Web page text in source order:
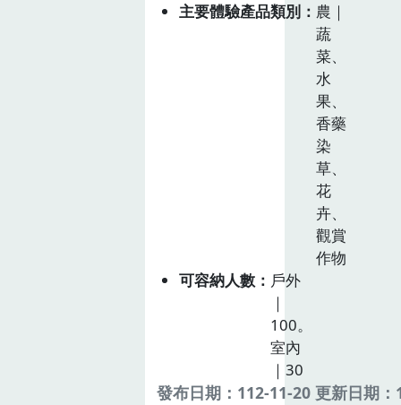
主要體驗產品類別
農｜
蔬
菜、
水
果、
香藥
染
草、
花
卉、
觀賞
作物
可容納人數
戶外
｜
100。
室內
｜30
發布日期：112-11-20 更新日期